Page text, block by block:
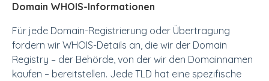
Domain WHOIS-Informationen
Für jede Domain-Registrierung oder Übertragung
fordern wir WHOIS-Details an, die wir der Domain
Registry – der Behörde, von der wir den Domainnamen
kaufen – bereitstellen. Jede TLD hat eine spezifische